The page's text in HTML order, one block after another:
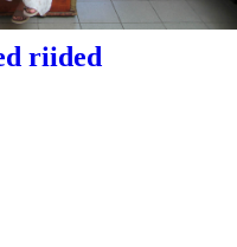
riided